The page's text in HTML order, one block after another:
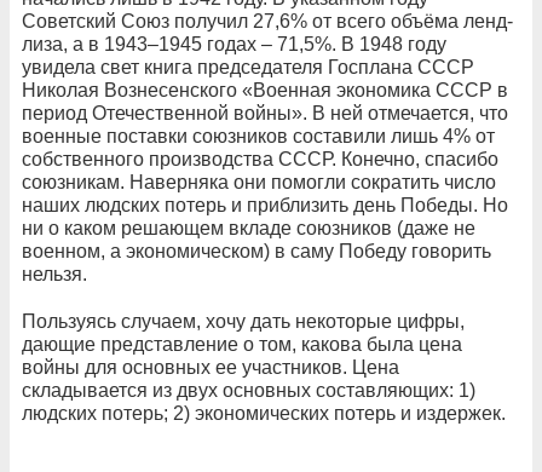
Советский Союз получил 27,6% от всего объёма ленд-
лиза, а в 1943–1945 годах – 71,5%. В 1948 году
увидела свет книга председателя Госплана СССР
Николая Вознесенского «Военная экономика СССР в
период Отечественной войны». В ней отмечается, что
военные поставки союзников составили лишь 4% от
собственного производства СССР. Конечно, спасибо
союзникам. Наверняка они помогли сократить число
наших людских потерь и приблизить день Победы. Но
ни о каком решающем вкладе союзников (даже не
военном, а экономическом) в саму Победу говорить
нельзя.
Пользуясь случаем, хочу дать некоторые цифры,
дающие представление о том, какова была цена
войны для основных ее участников. Цена
складывается из двух основных составляющих: 1)
людских потерь; 2) экономических потерь и издержек.